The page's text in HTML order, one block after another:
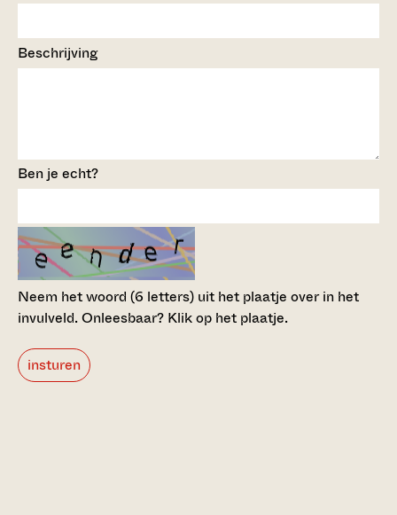
Beschrijving
Ben je echt?
Neem het woord (6 letters) uit het plaatje over in het
invulveld.Onleesbaar? Klik op het plaatje.
insturen